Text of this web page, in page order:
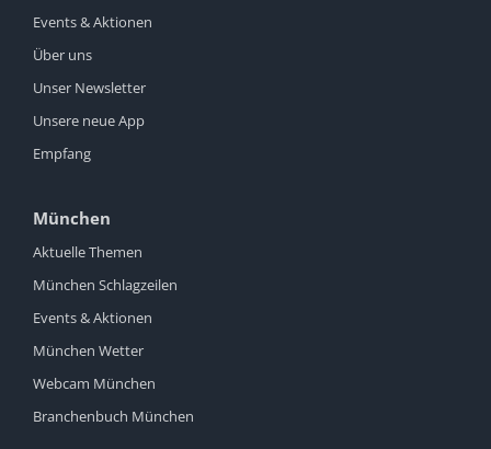
Events & Aktionen
Über uns
Unser Newsletter
Unsere neue App
Empfang
München
Aktuelle Themen
München Schlagzeilen
Events & Aktionen
München Wetter
Webcam München
Branchenbuch München